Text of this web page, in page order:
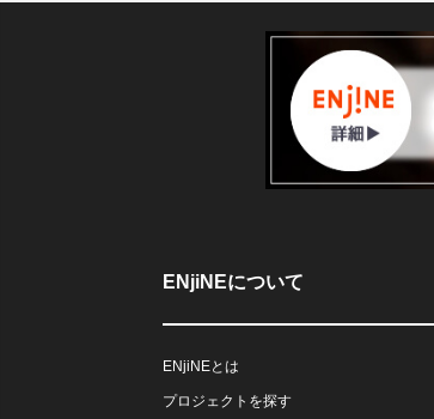
ENjiNEについて
ENjiNEとは
プロジェクトを探す